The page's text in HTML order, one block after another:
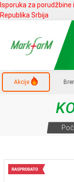
Isporuka za
Republika Srbija
Akcije